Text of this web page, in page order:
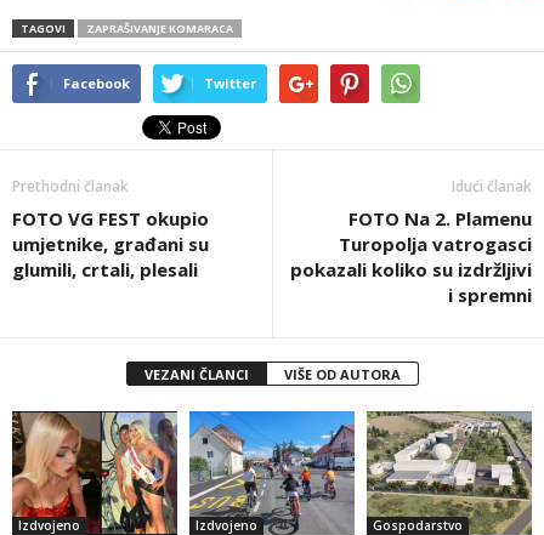
TAGOVI ZAPRAŠIVANJE KOMARACA
Facebook Twitter
Prethodni članak
FOTO VG FEST okupio
umjetnike, građani su
glumili, crtali, plesali
Idući članak
FOTO Na 2. Plamenu
Turopolja vatrogasci
pokazali koliko su izdržljivi
i spremni
VEZANI ČLANCI VIŠE OD AUTORA
Izdvojeno Izdvojeno Gospodarstvo